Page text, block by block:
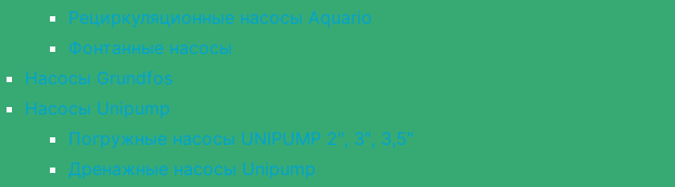
Рециркуляционные насосы Aquario
Фонтанные насосы
Насосы Grundfos
Насосы Unipump
Погружные насосы UNIPUMP 2″, 3″, 3,5″
Дренажные насосы Unipump